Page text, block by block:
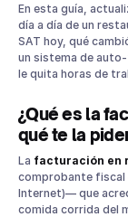
La factura
RESICO: el
Tipos de
Factura a
Factura
Cómo emitir
Errores
evitarlos)
Cómo Parrot te
En esta guía,
día a día de un
SAT hoy, qué
un sistema de
le quita horas de
¿Qué es la
qué te la
La facturación en
comprobante
Internet)— que
comida corrida del